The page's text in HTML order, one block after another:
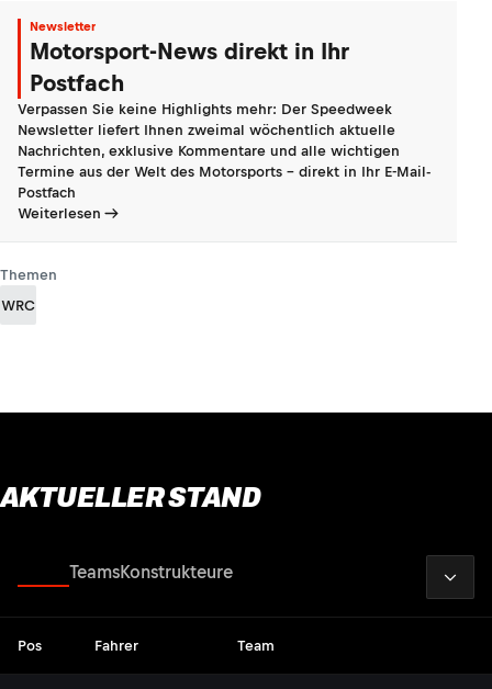
Newsletter
Motorsport-News direkt in Ihr
Postfach
Verpassen Sie keine Highlights mehr: Der Speedweek
Newsletter liefert Ihnen zweimal wöchentlich aktuelle
Nachrichten, exklusive Kommentare und alle wichtigen
Termine aus der Welt des Motorsports - direkt in Ihr E-Mail-
Postfach
Weiterlesen
Themen
WRC
AKTUELLER STAND
TeamsKonstrukteure
Pos Fahrer Team